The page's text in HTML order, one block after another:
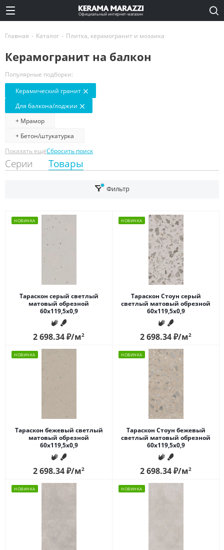
Официальный интернет-магазин
Главная - Каталог - Плитка, керамогранит и мозаика
Керамогранит на балкон
Популярные подборки:
Керамический гранит
Для балкона/лоджии
+ Мрамор
+ Бетон/штукатурка
Показать ещёСбросить поиск
Серии Товары
Фильтр
НОВИНКА
Тараскон серый светлый
матовый обрезной
60x119,5x0,9
2 698.34₽/м2
НОВИНКА
Тараскон Стоун серый
светлый матовый обрезной
60x119,5x0,9
2 698.34₽/м2
НОВИНКА
Тараскон бежевый светлый
матовый обрезной
60x119,5x0,9
2 698.34₽/м2
НОВИНКА
Тараскон Стоун бежевый
светлый матовый обрезной
60x119,5x0,9
2 698.34₽/м2
НОВИНКА НОВИНКА